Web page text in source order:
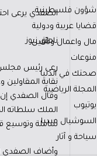
شؤون فلسطينية
قضايا عربية ودولية
مال واعمال وتأمين
منوعات
صحتك في الدنيا
المجلة الرياضية
يوتيوب
السوشيال ميديا
سياحة و آثار
الصفدي يرعى
ناطق نيوز
رعى رئيس مجلس
نقابة
وقال الصفدي إن
الملك سلطاته
شاملة وتوسيع
وأضاف الصفدي